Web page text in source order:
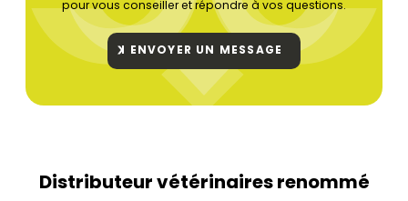
pour vous conseiller et répondre à vos questions.
ENVOYER UN MESSAGE
Distributeur vétérinaires renommé